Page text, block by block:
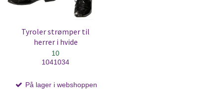
Tyroler strømper til
herrer i hvide
10
1041034
På lager i webshoppen